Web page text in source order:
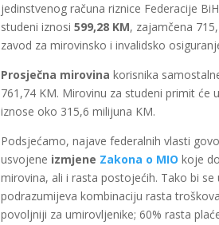
jedinstvenog računa riznice Federacije
studeni iznosi599,28 KM, zajamčena
zavod za mirovinsko i invalidsko
Prosječna mirovina korisnika
761,74 KM. Mirovinu za studeni primit će
iznose oko 315,6 milijuna KM.
Podsjećamo, najave federalnih vlasti
usvojene izmjene Zakona o MIO koje
mirovina, ali i rasta postojećih. Tako bi
podrazumijeva kombinaciju rasta
povoljniji za umirovljenike; 60% rasta